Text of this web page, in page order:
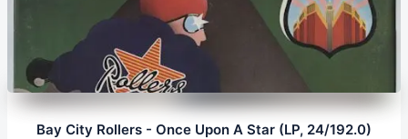
Bay City Rollers - Once Upon A Star (LP, 24/192.0)